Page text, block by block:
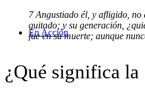
En Acción
7 Angustiado él, y afligido, no
quitado; y su generación,
fue en su muerte; aunque
¿Qué significa la